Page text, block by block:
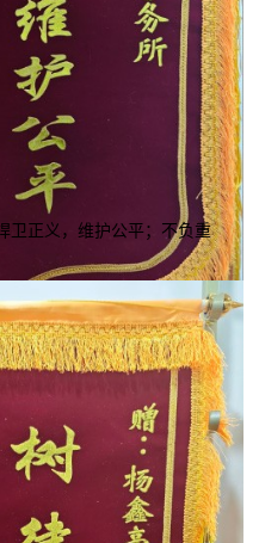
卫正义，维护公平；不负重